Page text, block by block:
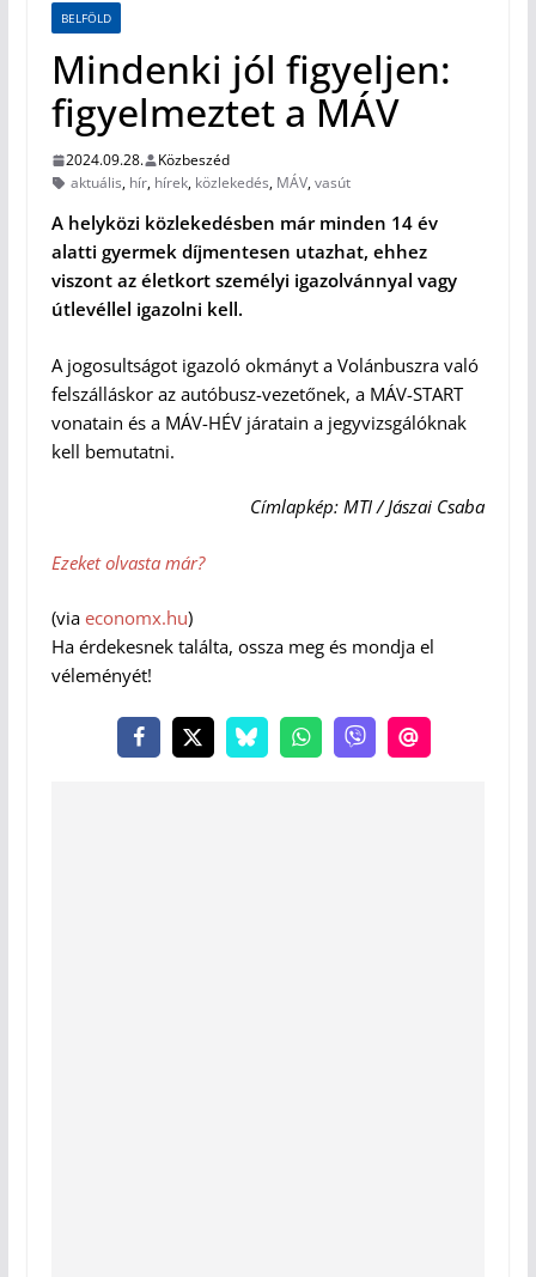
BELFÖLD
Mindenki jól figyeljen:
figyelmeztet a MÁV
2024.09.28.
Közbeszéd
aktuális, hír, hírek, közlekedés, MÁV,vasút
A helyközi közlekedésben már minden 14 év
alatti gyermek díjmentesen utazhat, ehhez
viszont az életkort személyi igazolvánnyal vagy
útlevéllel igazolni kell.
A jogosultságot igazoló okmányt a Volánbuszra való
felszálláskor az autóbusz-vezetőnek, a MÁV-START
vonatain és a MÁV-HÉV járatain a jegyvizsgálóknak
kell bemutatni.
Címlapkép: MTI / Jászai Csaba
Ezeket olvasta már?
(via economx.hu)
Ha érdekesnek találta, ossza meg és mondja el
véleményét!